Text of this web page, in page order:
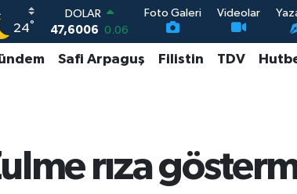
24°
DOLAR
47,6006 0.06
EURO
55,0250 0.02
13.799 70
Foto Galeri Videolar
Safi Arpaguş Filistin TDV
rıza